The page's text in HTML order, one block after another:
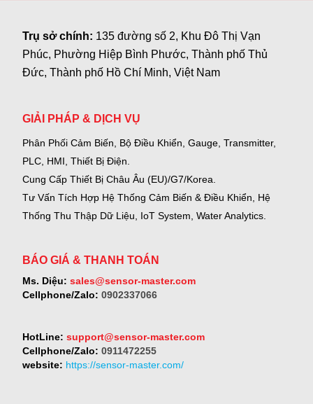
Trụ sở chính: 135 đường số 2, Khu Đô Thị Vạn
Phúc, Phường Hiệp Bình Phước, Thành phố Thủ
Đức, Thành phố Hồ Chí Minh, Việt Nam
GIẢI PHÁP & DỊCH VỤ
Phân Phối Cảm Biến, Bộ Điều Khiển, Gauge, Transmitter,
PLC, HMI, Thiết Bị Điện.
Cung Cấp Thiết Bị Châu Âu (EU)/G7/Korea.
Tư Vấn Tích Hợp Hệ Thống Cảm Biến & Điều Khiển, Hệ
Thống Thu Thập Dữ Liệu, IoT System, Water Analytics.
BÁO GIÁ & THANH TOÁN
Ms. Diệu: sales@sensor-master.com
Cellphone/Zalo: 0902337066
HotLine: support@sensor-master.com
Cellphone/Zalo: 0911472255
website: https://sensor-master.com/